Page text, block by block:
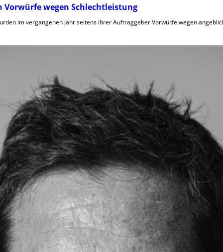
Vorwürfe wegen Schlechtleistung
im vergangenen Jahr seitens ihrer Auftraggeber Vorwürfe wegen